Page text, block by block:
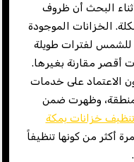
البحث أن ظروف
الخزانات الموجودة
للشمس لفترات طويلة
أقصر مقارنة بغيرها.
الاعتماد على خدمات
وظهرت ضمن
تنظيف خزانات بمكة
أكثر من كونها تنظيفاً